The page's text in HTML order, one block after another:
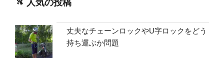
人気の投稿
丈夫なチェーンロックやU字ロックをどう
持ち運ぶか問題